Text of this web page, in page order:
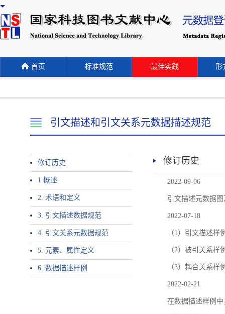
首页 标准规范 最佳实践 形
引文描述和引文关系元数据描述规范
修订历史
1 概述
2. 术语和定义
3. 引文描述数据规范
4. 引文关系元数据规范
5. 元素、属性定义
6. 数据描述样例
修订历史
2022-09-06
引文描述元数据
2022-07-18
（1）引文描述样
（2）被引关系
（3）耦合关系
2022-02-21
在数据描述样例